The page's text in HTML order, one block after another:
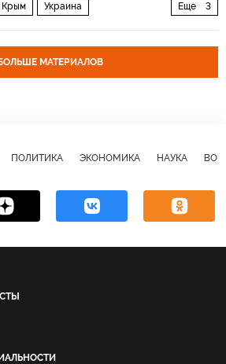
Еще 3
Крым Украина
МАТЕРИАЛОВ
ПОЛИТИКА ЭКОНОМИКА НАУКА